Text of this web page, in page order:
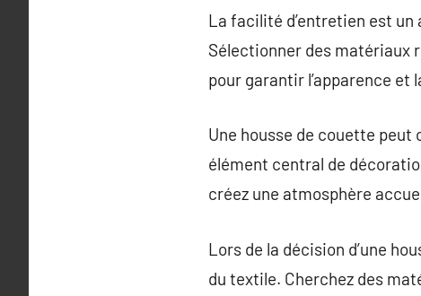
La facilité d’entretien est un
Sélectionner des matériaux
pour garantir l’apparence et
Une housse de couette peut
élément central de
créez une atmosphère
Lors de la décision d’une
du textile. Cherchez des